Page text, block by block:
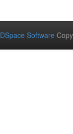
DSpace Software